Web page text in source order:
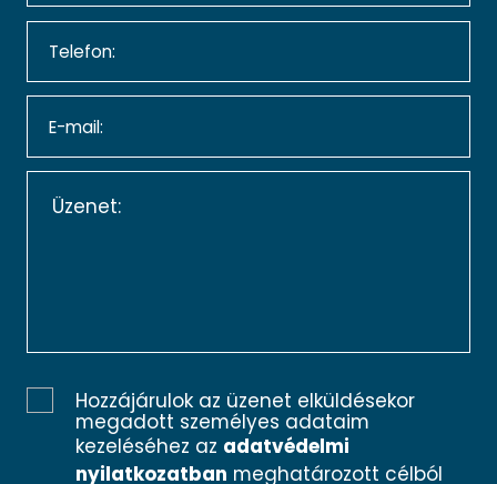
Hozzájárulok az üzenet elküldésekor
megadott személyes adataim
kezeléséhez az adatvédelmi
nyilatkozatban meghatározott célból